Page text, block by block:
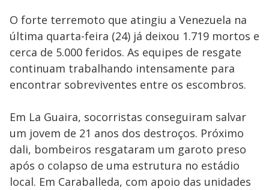
O forte terremoto que atingiu a Venezuela na
última quarta-feira (24) já deixou 1.719 mortos e
cerca de 5.000 feridos. As equipes de resgate
continuam trabalhando intensamente para
encontrar sobreviventes entre os escombros.
Em La Guaira, socorristas conseguiram salvar
um jovem de 21 anos dos destroços. Próximo
dali, bombeiros resgataram um garoto preso
após o colapso de uma estrutura no estádio
local. Em Caraballeda, com apoio das unidades